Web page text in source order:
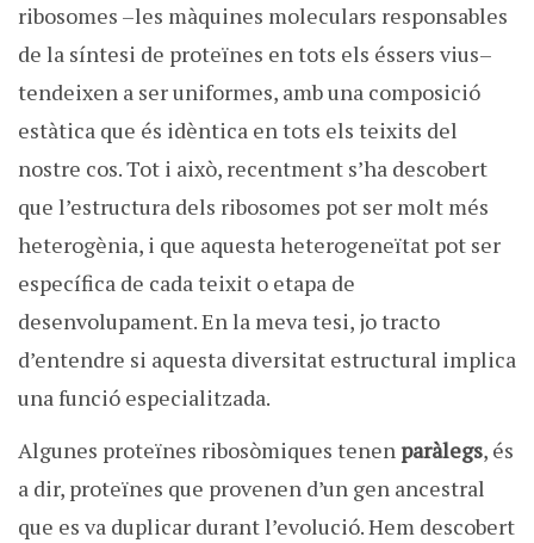
ribosomes –les màquines moleculars responsables
de la síntesi de proteïnes en tots els éssers vius–
tendeixen a ser uniformes, amb una composició
estàtica que és idèntica en tots els teixits del
nostre cos. Tot i això, recentment s’ha descobert
que l’estructura dels ribosomes pot ser molt més
heterogènia, i que aquesta heterogeneïtat pot ser
específica de cada teixit o etapa de
desenvolupament. En la meva tesi, jo tracto
d’entendre si aquesta diversitat estructural implica
una funció especialitzada.
Algunes proteïnes ribosòmiques tenenparàlegs, és
a dir, proteïnes que provenen d’un gen ancestral
que es va duplicar durant l’evolució. Hem descobert